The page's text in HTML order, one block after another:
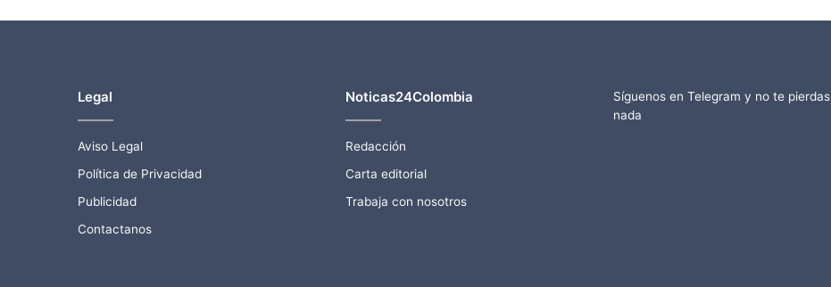
Legal
Aviso Legal
Política de Privacidad
Publicidad
Contactanos
Noticas24Colombia
Redacción
Carta editorial
Trabaja con nosotros
Síguenos en Telegram y no te pierdas
nada